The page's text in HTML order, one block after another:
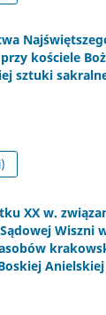
przy kościele
sztuki
XX w.
Wiszni